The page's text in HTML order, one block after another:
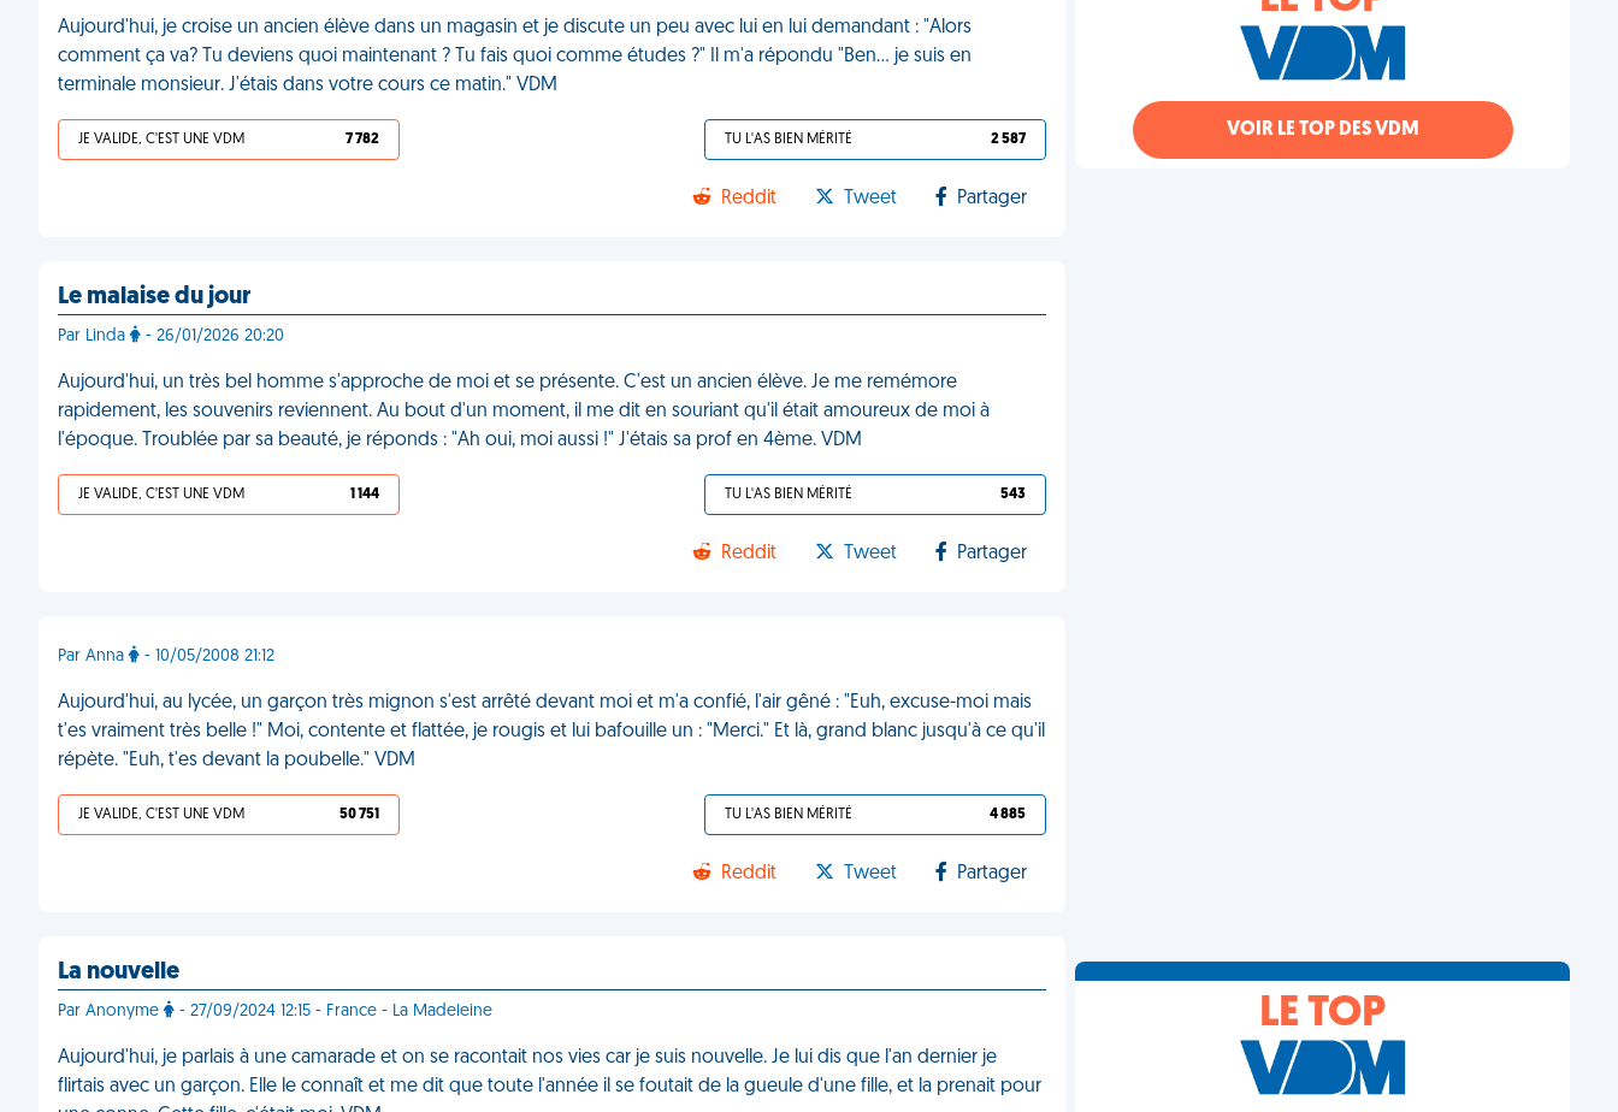
Aujourd'hui, je croise un ancien élève dans un magasin et je discute un peu avec lui en lui demandant : "Alors
comment ça va? Tu deviens quoi maintenant ? Tu fais quoi comme études ?" Il m'a répondu "Ben… je suis en
terminale monsieur. J'étais dans votre cours ce matin." VDM
JE VALIDE, C'EST UNE VDM 7 782 TU L'AS BIEN MÉRITÉ 2 587
Reddit Tweet Partager
Le malaise du jour
Par Linda - 26/01/2026 20:20
Aujourd'hui, un très bel homme s'approche de moi et se présente. C'est un ancien élève. Je me remémore
rapidement, les souvenirs reviennent. Au bout d'un moment, il me dit en souriant qu'il était amoureux de moi à
l'époque. Troublée par sa beauté, je réponds : "Ah oui, moi aussi !" J'étais sa prof en 4ème. VDM
JE VALIDE, C'EST UNE VDM 1 144 TU L'AS BIEN MÉRITÉ 543
Reddit Tweet Partager
Par Anna - 10/05/2008 21:12
Aujourd'hui, au lycée, un garçon très mignon s'est arrêté devant moi et m'a confié, l'air gêné : "Euh, excuse-moi mais
t'es vraiment très belle !" Moi, contente et flattée, je rougis et lui bafouille un : "Merci." Et là, grand blanc jusqu'à ce qu'il
répète. "Euh, t'es devant la poubelle." VDM
JE VALIDE, C'EST UNE VDM 50 751 TU L'AS BIEN MÉRITÉ 4 885
Reddit Tweet Partager
La nouvelle
Par Anonyme - 27/09/2024 12:15 - France - La Madeleine
Aujourd'hui, je parlais à une camarade et on se racontait nos vies car je suis nouvelle. Je lui dis que l'an dernier je
flirtais avec un garçon. Elle le connaît et me dit que toute l'année il se foutait de la gueule d'une fille, et la prenait pour
VOIR LE TOP DES VDM
LE TOP